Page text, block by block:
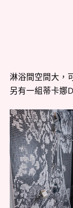
淋浴間空間大，
另有一組蒂卡娜